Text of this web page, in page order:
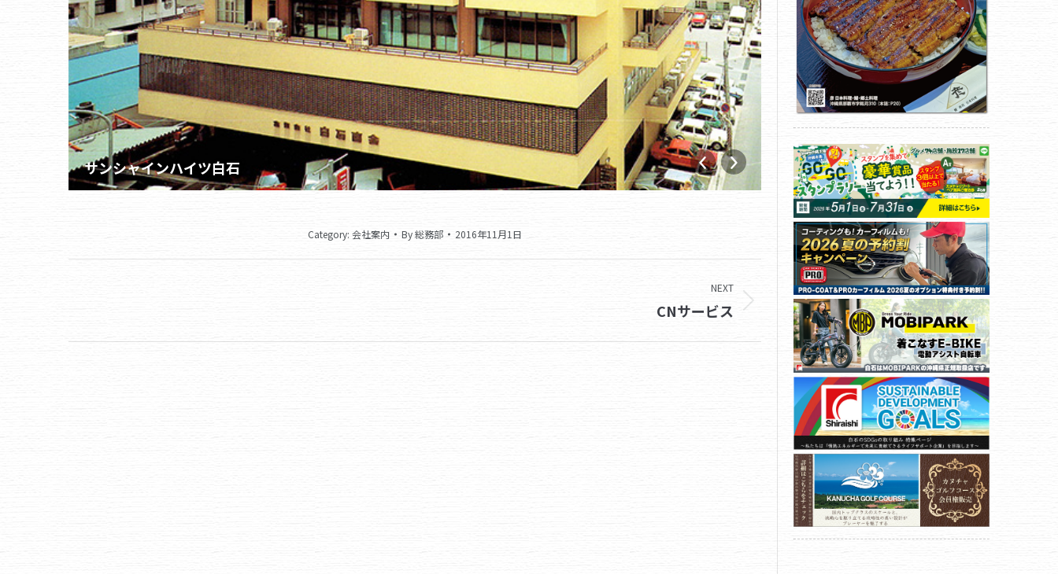
サンシャインハイツ白石 白石給油センター（首里）
Category: 会社案内 By総務部 2016年11月1日
NEXT
CNサービス